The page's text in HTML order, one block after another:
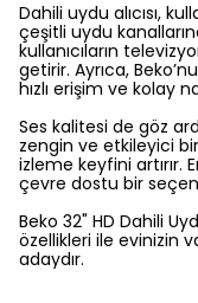
Dahili uydu alıcısı,
çeşitli uydu
kullanıcıların
getirir. Ayrıca,
hızlı erişim ve kolay
Ses kalitesi de göz
zengin ve etkileyici
izleme keyfini artırır.
çevre dostu bir
Beko 32" HD Dahili
özellikleri ile evinizin
adaydır.